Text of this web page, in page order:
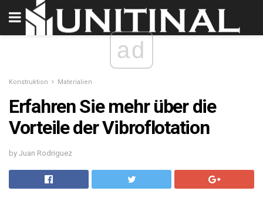
ad
Konstruktion Materialien
Erfahren Sie mehr über die
Vorteile der Vibroflotation
by Juan Rodriguez